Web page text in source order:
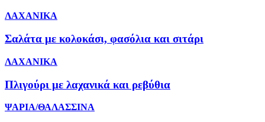
ΛΑΧΑΝΙΚΑ
Σαλάτα με κολοκάσι, φασόλια και σιτάρι
ΛΑΧΑΝΙΚΑ
Πλιγούρι με λαχανικά και ρεβύθια
ΨΑΡΙΑ/ΘΑΛΑΣΣΙΝΑ